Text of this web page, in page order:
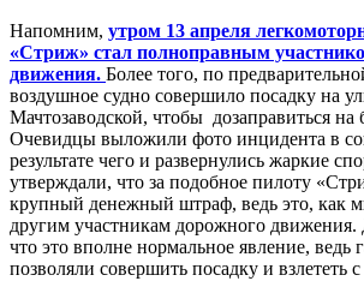
Напомним, утром 13 апреля
«Стриж» стал полноправным
движения. Более того, по
воздушное судно совершило посадку на
Мачтозаводской, чтобы дозаправиться
Очевидцы выложили фото инцидента в
результате чего и развернулись жаркие
утверждали, что за подобное пилоту
крупный денежный штраф, ведь это, как
другим участникам дорожного движения.
что это вполне нормальное явление, ведь
позволяли совершить посадку и взлететь